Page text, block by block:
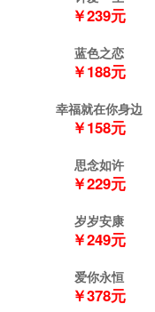
￥239元
蓝色之恋
￥188元
幸福就在你身边
￥158元
思念如许
￥229元
岁岁安康
￥249元
爱你永恒
￥378元